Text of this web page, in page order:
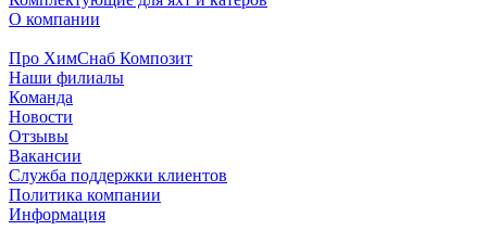
О компании
Про ХимСнаб Композит
Наши филиалы
Команда
Новости
Отзывы
Вакансии
Служба поддержки клиентов
Политика компании
Информация